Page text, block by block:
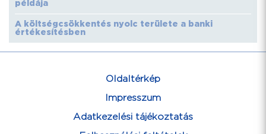
példája
A költségcsökkentés nyolc területe a banki
értékesítésben
Oldaltérkép
Impresszum
Adatkezelési tájékoztatás